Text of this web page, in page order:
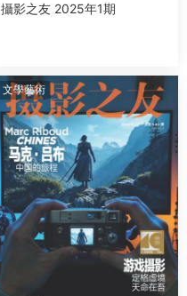
攝影之友 2025年1期
文學藝術